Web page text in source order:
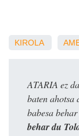
KIROLA
ATARIA ez
baten ahotsa
babesa
behar du